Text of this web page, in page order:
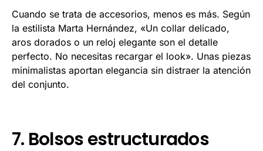
Cuando se trata de accesorios, menos es más. Según
la estilista Marta Hernández, «Un collar delicado,
aros dorados o un reloj elegante son el detalle
perfecto. No necesitas recargar el look». Unas piezas
minimalistas aportan elegancia sin distraer la atención
del conjunto.
7. Bolsos estructurados